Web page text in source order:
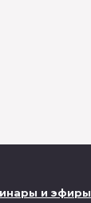
и эфиры